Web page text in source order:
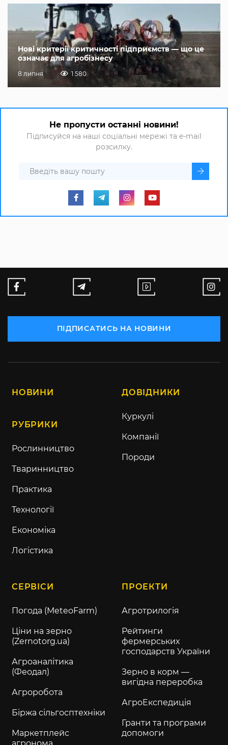
Нові критерії критичності підприємств — що це
означає для агробізнесу
8 липня 1 580
Не пропусти останні новини!
Підписуйся на наші соціальні мережі та e-mail
розсилку.
ПІДПИСАТИСЬ НА НОВИНИ
НОВИНИ
РУБРИКИ
Рослинництво
Тваринництво
Практика
Технології
Економіка
Логістика
ДОВІДНИКИ
Куркулі
Компанії
Породи
СЕРВІСИ
Погода (MeteoFarm)
Ціни на зерно
(Zernotorg.ua)
Агроаналітика
(Феодал)
Агроробота
Біржа сільгосптехніки
Маркетплейс
агронома
ПРОЕКТИ
Агротрилогія
Рейтинги
фермерських
господарств України
Зерно в корм —
вигідна переробка
АгроЕкспедиція
Гранти та програми
допомоги